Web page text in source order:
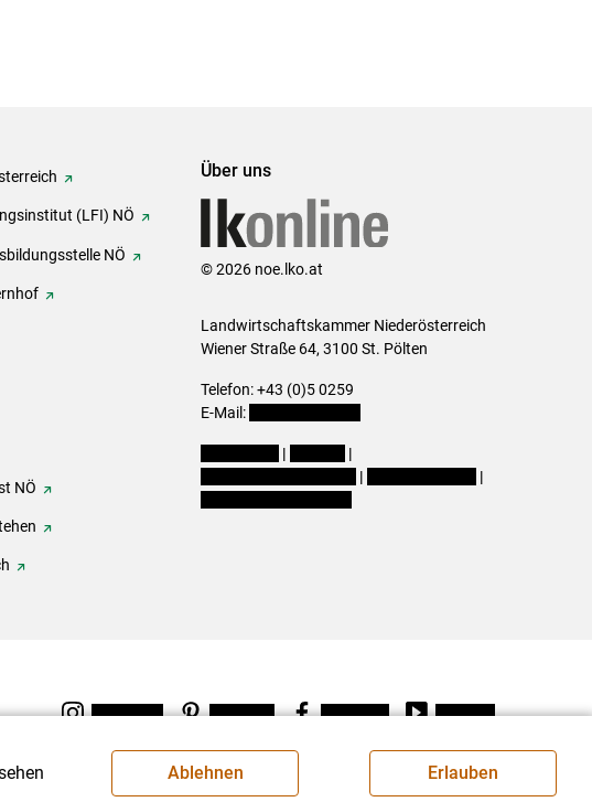
(LFI) NÖ
NÖ
NÖ
Über uns
© 2026 noe.lko.at
Landwirtschaftskammer Niederösterreich
Wiener Straße 64, 3100 St. Pölten
Telefon: +43 (0)5 0259
E-Mail:
|
|
|
|
Instagram Pinterest Facebook Youtube
Ablehnen Erlauben